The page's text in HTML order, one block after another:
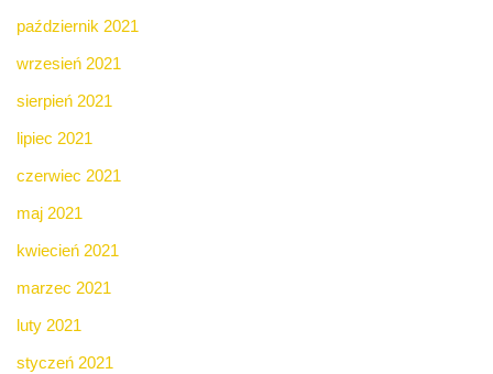
październik 2021
wrzesień 2021
sierpień 2021
lipiec 2021
czerwiec 2021
maj 2021
kwiecień 2021
marzec 2021
luty 2021
styczeń 2021